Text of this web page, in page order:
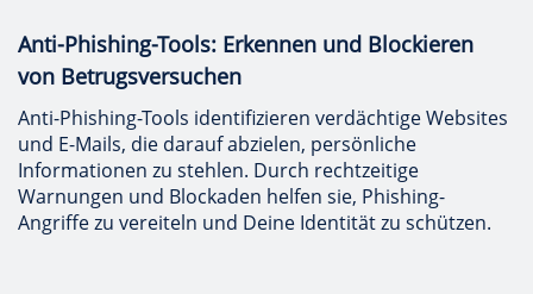
Anti-Phishing-Tools: Erkennen und Blockieren
von Betrugsversuchen
Anti-Phishing-Tools identifizieren verdächtige Websites
und E-Mails, die darauf abzielen, persönliche
Informationen zu stehlen. Durch rechtzeitige
Warnungen und Blockaden helfen sie, Phishing-
Angriffe zu vereiteln und Deine Identität zu schützen.